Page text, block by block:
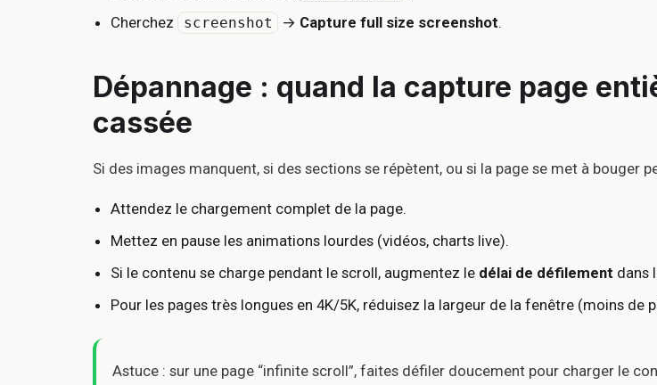
Cherchez
screenshot → Capture full size screenshot.
Dépannage : quand la capture page
cassée
Si des images manquent, si des sections se répètent, ou si la page se met à bouger
Attendez le chargement complet de la page.
Mettez en pause les animations lourdes (vidéos, charts live).
Si le contenu se charge pendant le scroll, augmentez le délai de défilement dans
Pour les pages très longues en 4K/5K, réduisez la largeur de la fenêtre (moins de
Astuce : sur une page “infinite scroll”, faites défiler doucement pour charger le